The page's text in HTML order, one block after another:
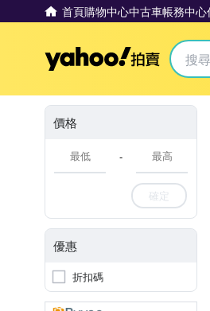
首頁購物中心中古車帳務中心
Yahoo
價格
-
確定
優惠
折扣碼